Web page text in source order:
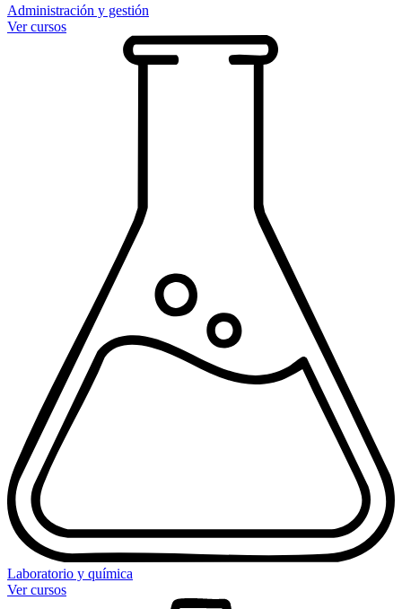
Administración y gestión
Ver cursos
Laboratorio y química
Ver cursos